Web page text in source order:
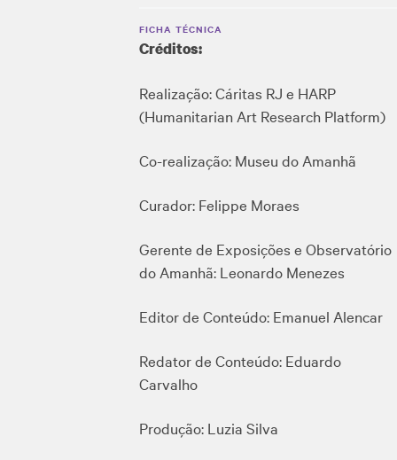
FICHA TÉCNICA
Créditos:
Realização: Cáritas RJ e HARP
(Humanitarian Art Research Platform)
Co-realização: Museu do Amanhã
Curador: Felippe Moraes
Gerente de Exposições e Observatório
do Amanhã: Leonardo Menezes
Editor de Conteúdo: Emanuel Alencar
Redator de Conteúdo: Eduardo
Carvalho
Produção: Luzia Silva